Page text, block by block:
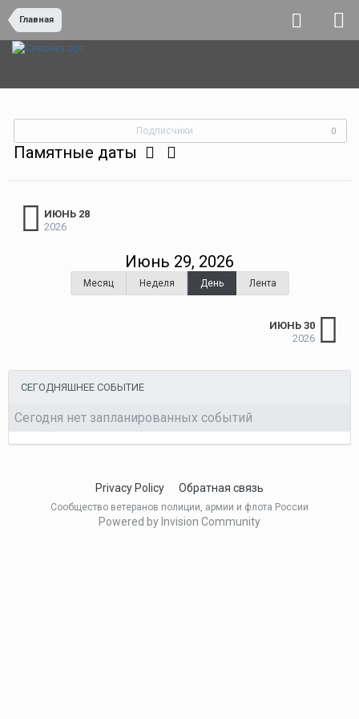
Главная
Подписчики 0
Памятные даты
ИЮНЬ 28
2026
Июнь 29, 2026
Месяц Неделя День Лента
ИЮНЬ 30
2026
СЕГОДНЯШНЕЕ СОБЫТИЕ
Сегодня нет запланированных событий
Privacy Policy Обратная связь
Сообщество ветеранов полиции, армии и флота России
Powered by Invision Community